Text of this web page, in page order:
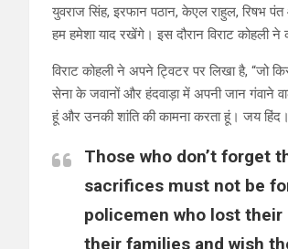
युवराज सिंह, इरफान पठान, केएल राहुल, रिषभ
हम हमेशा याद रखेंगे। इस दौरान विराट कोहली
विराट कोहली ने अपने ट्विटर पर लिखा है, “जो
सेना के जवानों और हंदवाड़ा में अपनी जान गंवाने
हूं और उनकी शांति की कामना करता हूं। जय
Those who don’t forget
sacrifices must not be
policemen who lost their
their families and wish